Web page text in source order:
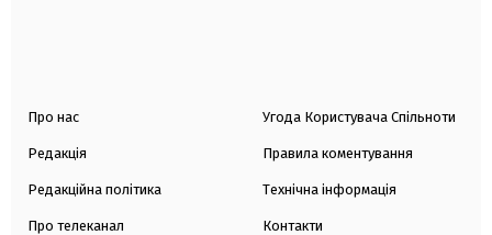
Про нас
Редакція
Редакційна політика
Про телеканал
Угода Користувача Спільноти
Правила коментування
Технічна інформація
Контакти